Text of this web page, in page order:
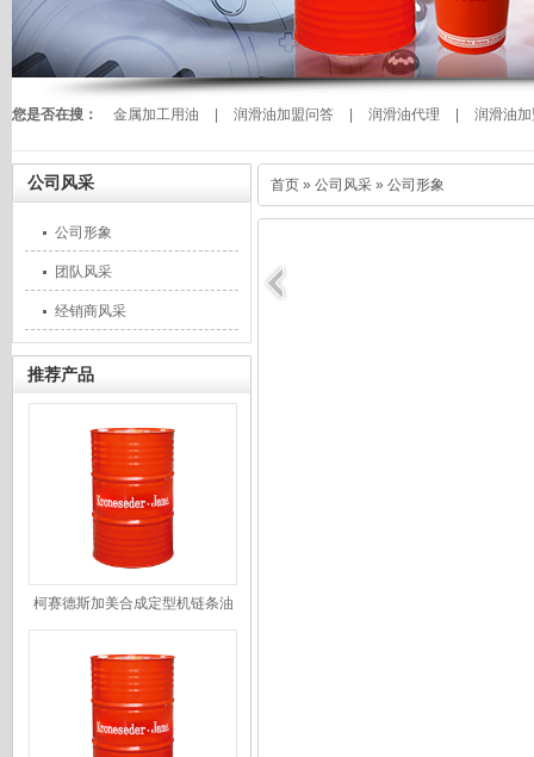
您是否在搜： 金属加工用油 润滑油加盟问答 润滑油代理 润滑油
公司风采
公司形象
团队风采
经销商风采
推荐产品
柯赛德斯加美合成定型机链条油
JMCY686
首页 » 公司风采 » 公司形象